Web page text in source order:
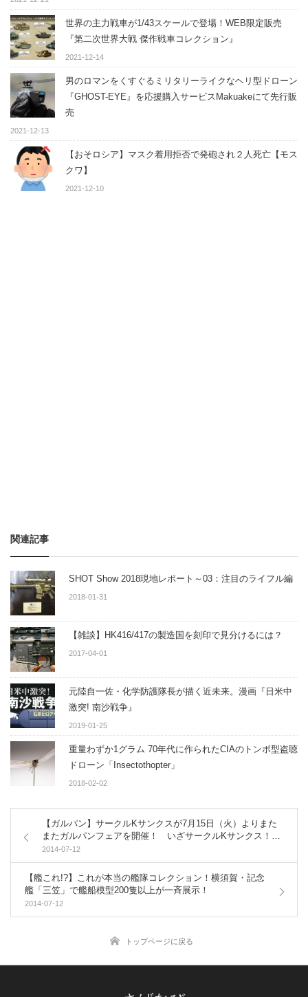
世界の主力戦車が1/43スケールで登場！WEB限定販売
『第二次世界大戦 傑作戦車コレクション』
2021-12-14
男のロマンをくすぐるミリタリーライクなヘリ型ドローン
『GHOST-EYE』を応援購入サービスMakuakeにて先行販
売
2021-12-13
【おそロシア】マスク着用拒否で発砲され２人死亡【モス
クワ】
2021-12-10
関連記事
SHOT Show 2018現地レポート～03：注目のライフル編
2018-01-31
【雑談】HK416/417の製造国を刻印で見分けるには？
2017-04-01
元陸自一佐・化学防護隊長が描く近未来。漫画『日米中
激突! 南沙戦争』
2019-01-25
重量わずか1グラム 70年代に作られたCIAのトンボ型盗聴
ドローン「Insectothopter」
2018-02-02
【ガルパン】サークルKサンクスが7月15日（火）よりまた
またガルパンフェアを開催！ いざサークルKサンクス！
【関東地区限定】
2014-07-12
【艦これ!?】これが本当の艦隊コレクション！横須賀・記念
艦「三笠」で艦船模型200隻以上が一斉展示！
2014-07-12
トップページに戻る